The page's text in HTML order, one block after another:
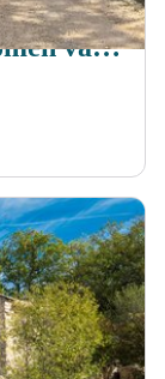
De tocht langs de dennenbomen van het Laoul-bos (mountainbike)